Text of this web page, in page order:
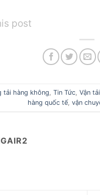
post
tải hàng không Tin Tức, Vận
hàng quốc tế,vận